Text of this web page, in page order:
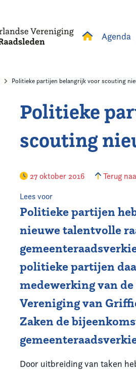
Agenda
Politieke partijen belangrijk voor scouting
Politieke
scouting
27 oktober 2016 Terug
Lees voor
Politieke partijen
nieuwe talentvolle
politieke partijen
medewerking van
Vereniging van
Zaken de
Door uitbreiding van taken